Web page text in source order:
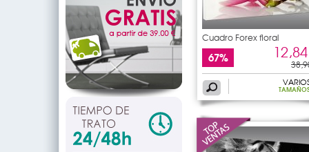
Cuadro Forex floral
67%